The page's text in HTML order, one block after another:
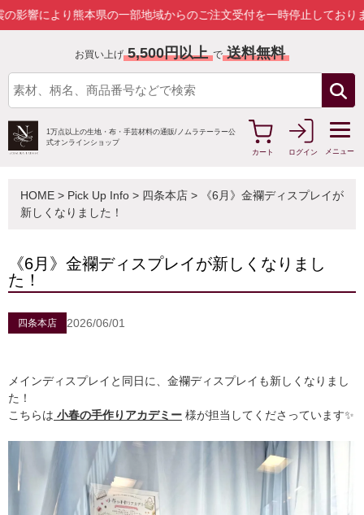
部地域からのご注文受付を一時停止しております。詳しくはこちら
お買い上げ 5,500円以上 で 送料無料
1万点以上の生地・布・手芸材料の通販/ ノムラテーラー公
式オンラインショップ
カート
ログイン メニュー
HOME > Pick Up Info > 四条本店 > 《6月》金襴ディスプレイが
新しくなりました！
《6月》金襴ディスプレイが新しくなりまし
た！
四条本店 2026/06/01
メインディスプレイと同日に、金襴ディスプレイも新しくなりまし
た！
こちらは 小春の手作りアカデミー 様が担当してくださっています✨